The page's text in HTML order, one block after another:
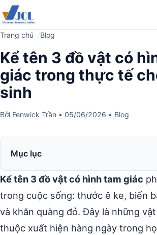
Trang chủ Blog
Kể tên 3 đồ vật có
giác trong thực tế
sinh
Bởi Fenwick Trần • 05/06/2026 • Blog
Mục lục
Kể tên 3 đồ vật có hình tam giác
trong cuộc sống: thước ê ke, biển
và khăn quàng đỏ. Đây là những
thuộc xuất hiện hàng ngày trong